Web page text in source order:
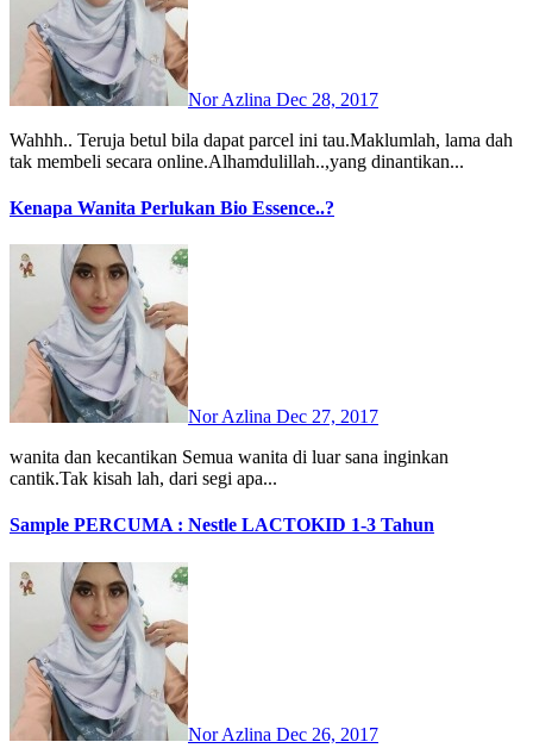
Nor Azlina Dec 28, 2017
Wahhh.. Teruja betul bila dapat parcel ini tau.Maklumlah, lama dah
tak membeli secara online.Alhamdulillah..,yang dinantikan...
Kenapa Wanita Perlukan Bio Essence..?
Nor Azlina Dec 27, 2017
wanita dan kecantikan Semua wanita di luar sana inginkan
cantik.Tak kisah lah, dari segi apa...
Sample PERCUMA : Nestle LACTOKID 1-3 Tahun
Nor Azlina Dec 26, 2017